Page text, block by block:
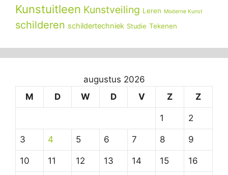
Kunstuitleen Kunstveiling Leren Moderne Kunst
schilderen schildertechniek Studie Tekenen
augustus 2026
M
D W D V Z Z
1 2
3 4 5 6 7 8 9
10 11 12 13 14 15 16